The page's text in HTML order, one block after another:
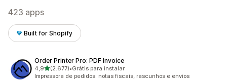
423 apps
Built for Shopify
Order Printer Pro: PDF Invoice
4,9de 5 estrelas
(2.677)
2677 avaliações ao todo
•Grátis para instalar
Impressora de pedidos: notas fiscais, rascunhos e envios